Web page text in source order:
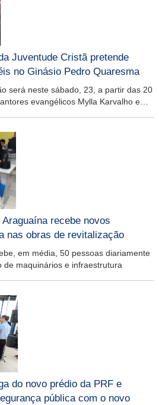
Juventude Cristã pretende
no Ginásio Pedro Quaresma
será neste sábado, 23, a partir das 20
evangélicos Mylla Karvalho e
recebe novos
nas obras de revitalização
em média, 50 pessoas diariamente
de maquinários e infraestrutura
do novo prédio da PRF e
pública com o novo